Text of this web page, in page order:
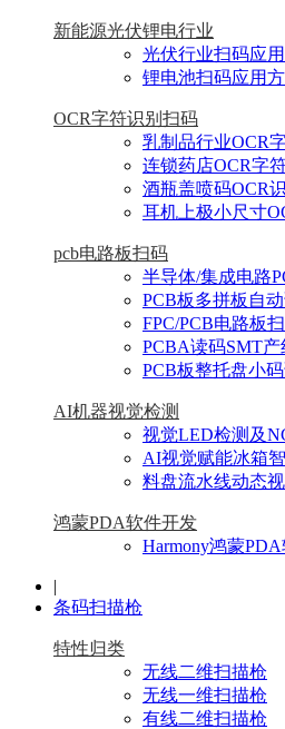
新能源光伏锂电行业
光伏行业扫码应
锂电池扫码应用
OCR字符识别扫码
乳制品行业OCR
连锁药店OCR字
酒瓶盖喷码OCR
耳机上极小尺寸
pcb电路板扫码
半导体/集成电路
PCB板多拼板自
FPC/PCB电路板
PCBA读码SMT
PCB板整托盘小
AI机器视觉检测
视觉LED检测及
AI视觉赋能冰箱
料盘流水线动态
鸿蒙PDA软件开发
Harmony鸿蒙
|
条码扫描枪
特性归类
无线二维扫描枪
无线一维扫描枪
有线二维扫描枪